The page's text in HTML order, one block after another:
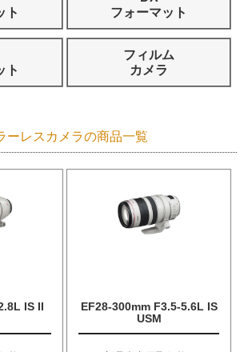
ト
フォーマット
ト
フィルム
カメラ
ーレスカメラの商品一覧
IS II
EF28-300mm F3.5-5.6L IS
USM